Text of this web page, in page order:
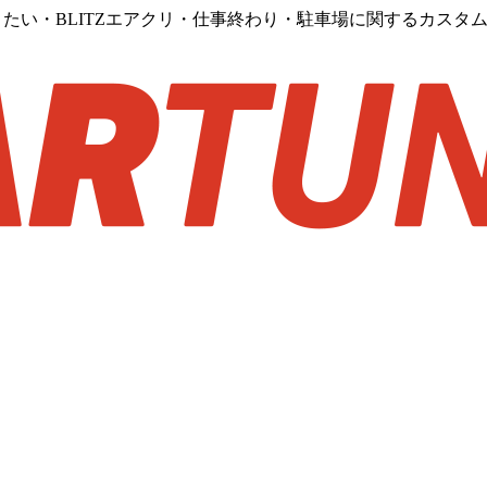
い・BLITZエアクリ・仕事終わり・駐車場に関するカスタ